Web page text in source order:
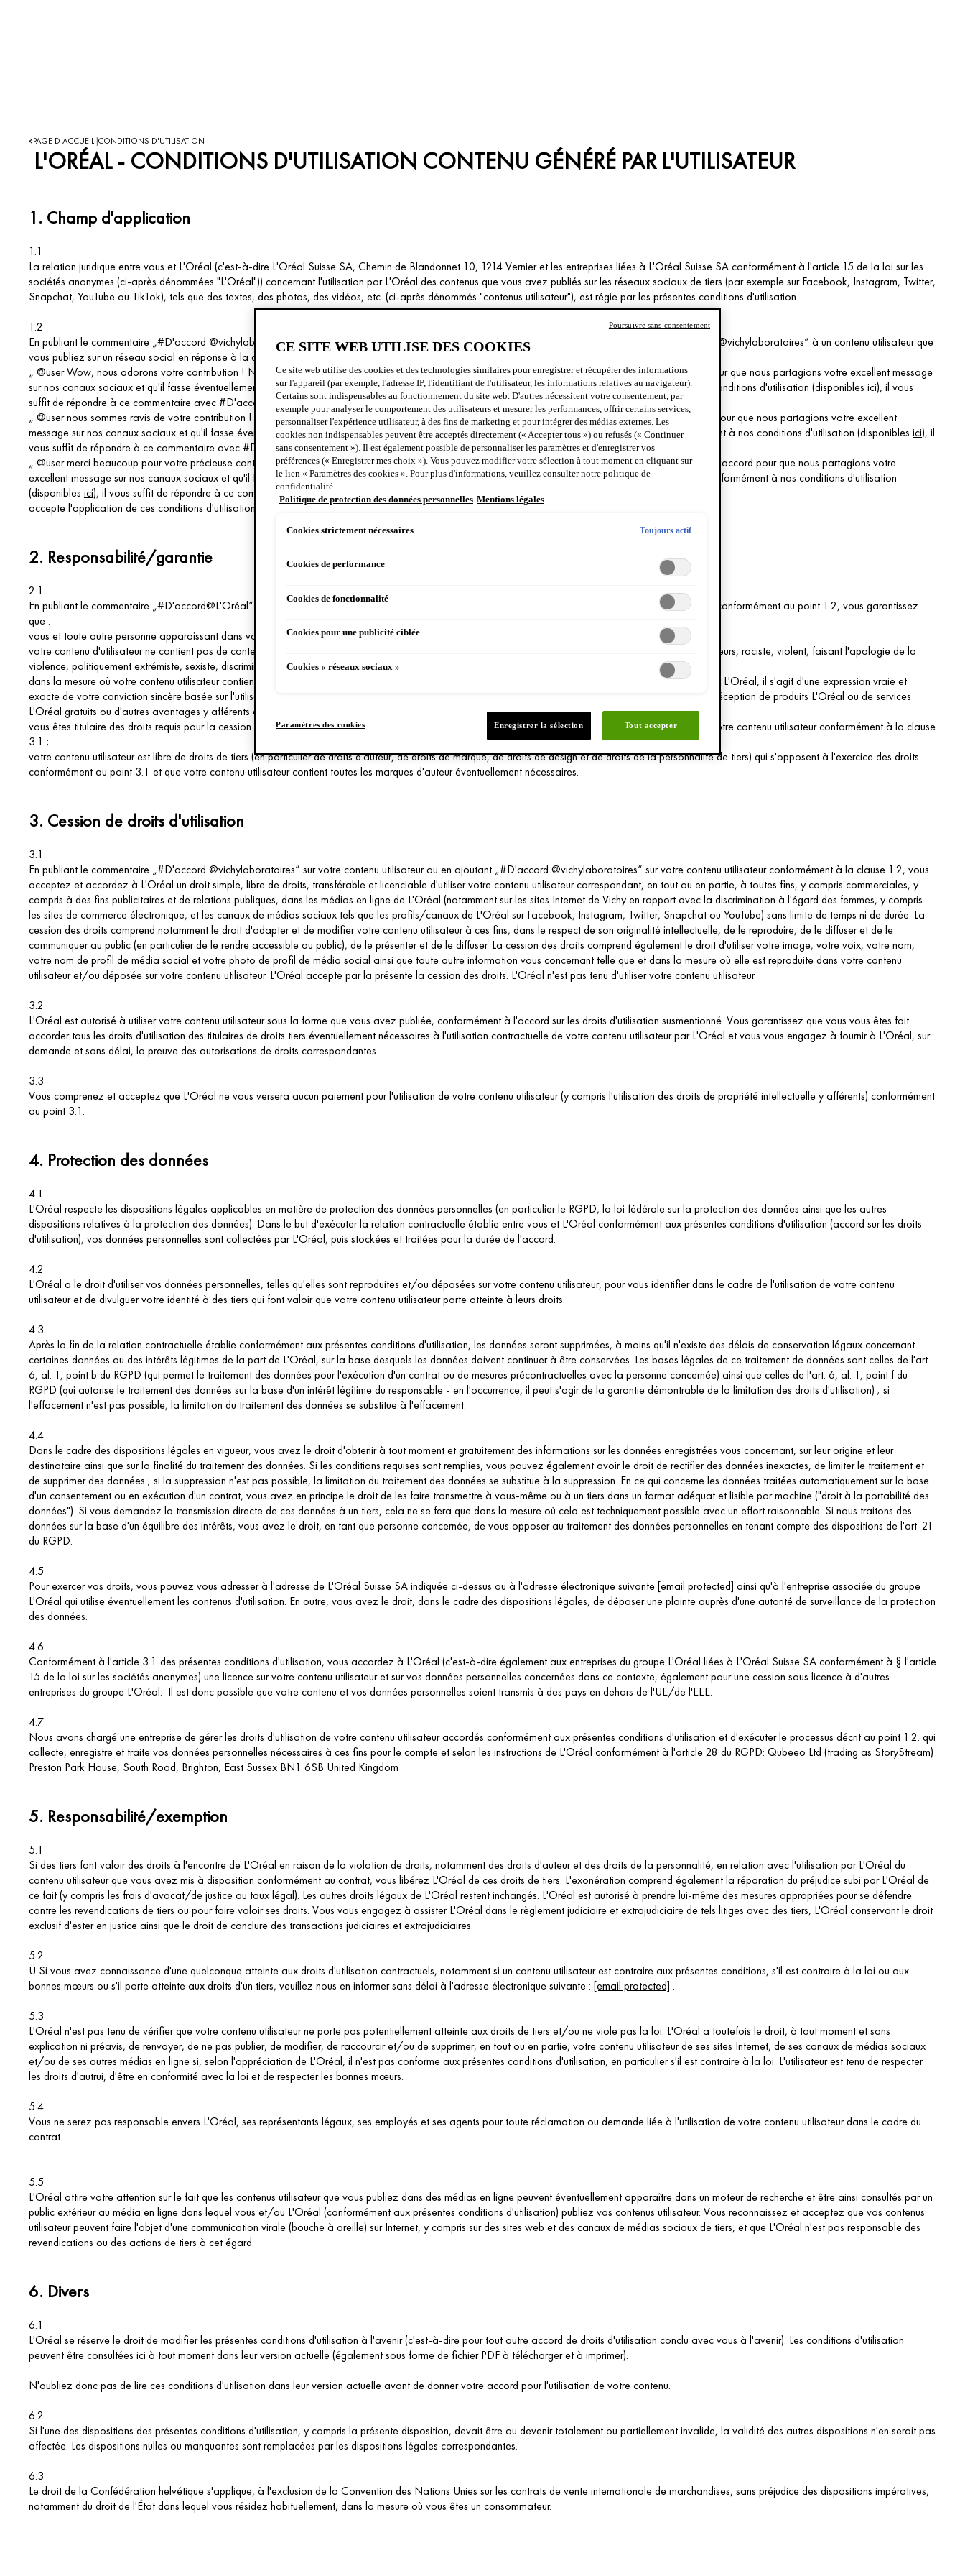
PAGE D ACCUEIL CONDITIONS D'UTILISATION
L'ORÉAL - CONDITIONS D'UTILISATION CONTENU GÉNÉRÉ PAR L'UTILISATEUR
1. Champ d'application
1.1
La relation juridique entre vous et L'Oréal (c'est-à-dire L'Oréal Suisse SA, Chemin de Blandonnet 10, 1214 Vernier et les entreprises liées à L'Oréal Suisse SA conformément à l'article 15 de la loi sur les
sociétés anonymes (ci-après dénommées "L'Oréal")) concernant l'utilisation par L'Oréal des contenus que vous avez publiés sur les réseaux sociaux de tiers (par exemple sur Facebook, Instagram, Twitter,
Snapchat, YouTube ou TikTok), tels que des textes, des photos, des vidéos, etc. (ci-après dénommés "contenus utilisateur"), est régie par les présentes conditions d'utilisation.
1.2
En publiant le commentaire „#D'accord @vichylaboratoires“ sur un contenu utilisateur que vous publiez sur un réseau social ou en ajoutant le „#D'accord @vichylaboratoires“ à un contenu utilisateur que
vous publiez sur un réseau social en réponse à la demande suivante de Vichy :
„ @user Wow, nous adorons votre contribution ! Nous adorons partager ce genre de contenu inspirant avec notre communauté ! Seriez-vous d'accord pour que nous partagions votre excellent message
sur nos canaux sociaux et qu'il fasse éventuellement partie de nos campagnes ? Pour accepter que nous utilisions votre contribution conformément à nos conditions d'utilisation (disponibles ici), il vous
suffit de répondre à ce commentaire avec #D'accord @vichylaboratoires“
„ @user nous sommes ravis de votre contribution ! Nous adorons partager ce genre de contenu inspirant avec notre communauté ! Seriez-vous d'accord pour que nous partagions votre excellent
message sur nos canaux sociaux et qu'il fasse éventuellement partie de nos campagnes ? Pour accepter notre utilisation de votre contribution conformément à nos conditions d'utilisation (disponibles ici), il
vous suffit de répondre à ce commentaire avec #D'accord @vichylaboratoires“
„ @user merci beaucoup pour votre précieuse contribution ! Nous adorons partager ce genre de contenu inspirant avec notre communauté ! Seriez-vous d'accord pour que nous partagions votre
excellent message sur nos canaux sociaux et qu'il fasse éventuellement partie de nos campagnes ? Pour accepter notre utilisation de votre contribution conformément à nos conditions d'utilisation
(disponibles ici), il vous suffit de répondre à ce commentaire avec #D'accord @vichylaboratoires“
accepte l'application de ces conditions d'utilisation.
2. Responsabilité/garantie
2.1
En publiant le commentaire „#D'accord@L'Oréal“ sur votre contenu utilisateur ou en ajoutant #D'accord „@vichylaboratoires“ à votre contenu utilisateur conformément au point 1.2, vous garantissez
que :
vous et toute autre personne apparaissant dans votre contenu utilisateur avez plus de 18 ans ;
votre contenu d'utilisateur ne contient pas de contenu injurieux, diffamatoire, contraire à la vie privée ou autrement illégal, volontaire, préjudiciable aux mineurs, raciste, violent, faisant l'apologie de la
violence, politiquement extrémiste, sexiste, discriminatoire ou autrement répréhensible et ne contient pas de publicité politique ;
dans la mesure où votre contenu utilisateur contient des publicités ou des recommandations pour des produits L'Oréal, des marques L'Oréal ou des services L'Oréal, il s'agit d'une expression vraie et
exacte de votre conviction sincère basée sur l'utilisation des produits L'Oréal ou des services L'Oréal et que, si tel a été le cas, vous avez communiqué la réception de produits L'Oréal ou de services
L'Oréal gratuits ou d'autres avantages y afférents en contrepartie de la création et/ou de la diffusion de votre contenu utilisateur ;
vous êtes titulaire des droits requis pour la cession des droits conformément à la clause 3.1 et que vous pouvez céder à L'Oréal les droits d'utilisation de votre contenu utilisateur conformément à la clause
3.1 ;
votre contenu utilisateur est libre de droits de tiers (en particulier de droits d'auteur, de droits de marque, de droits de design et de droits de la personnalité de tiers) qui s'opposent à l'exercice des droits
conformément au point 3.1 et que votre contenu utilisateur contient toutes les marques d'auteur éventuellement nécessaires.
3. Cession de droits d'utilisation
3.1
En publiant le commentaire „#D'accord @vichylaboratoires“ sur votre contenu utilisateur ou en ajoutant „#D'accord @vichylaboratoires“ sur votre contenu utilisateur conformément à la clause 1.2, vous
acceptez et accordez à L'Oréal un droit simple, libre de droits, transférable et licenciable d'utiliser votre contenu utilisateur correspondant, en tout ou en partie, à toutes fins, y compris commerciales, y
compris à des fins publicitaires et de relations publiques, dans les médias en ligne de L'Oréal (notamment sur les sites Internet de Vichy en rapport avec la discrimination à l'égard des femmes, y compris
les sites de commerce électronique, et les canaux de médias sociaux tels que les profils/canaux de L'Oréal sur Facebook, Instagram, Twitter, Snapchat ou YouTube) sans limite de temps ni de durée. La
cession des droits comprend notamment le droit d'adapter et de modifier votre contenu utilisateur à ces fins, dans le respect de son originalité intellectuelle, de le reproduire, de le diffuser et de le
communiquer au public (en particulier de le rendre accessible au public), de le présenter et de le diffuser. La cession des droits comprend également le droit d'utiliser votre image, votre voix, votre nom,
votre nom de profil de média social et votre photo de profil de média social ainsi que toute autre information vous concernant telle que et dans la mesure où elle est reproduite dans votre contenu
utilisateur et/ou déposée sur votre contenu utilisateur. L'Oréal accepte par la présente la cession des droits. L'Oréal n'est pas tenu d'utiliser votre contenu utilisateur.
3.2
L'Oréal est autorisé à utiliser votre contenu utilisateur sous la forme que vous avez publiée, conformément à l'accord sur les droits d'utilisation susmentionné. Vous garantissez que vous vous êtes fait
accorder tous les droits d'utilisation des titulaires de droits tiers éventuellement nécessaires à l'utilisation contractuelle de votre contenu utilisateur par L'Oréal et vous vous engagez à fournir à L'Oréal, sur
demande et sans délai, la preuve des autorisations de droits correspondantes.
3.3
Vous comprenez et acceptez que L'Oréal ne vous versera aucun paiement pour l'utilisation de votre contenu utilisateur (y compris l'utilisation des droits de propriété intellectuelle y afférents) conformément
au point 3.1.
4. Protection des données
4.1
L'Oréal respecte les dispositions légales applicables en matière de protection des données personnelles (en particulier le RGPD, la loi fédérale sur la protection des données ainsi que les autres
dispositions relatives à la protection des données). Dans le but d'exécuter la relation contractuelle établie entre vous et L'Oréal conformément aux présentes conditions d'utilisation (accord sur les droits
d'utilisation), vos données personnelles sont collectées par L'Oréal, puis stockées et traitées pour la durée de l'accord.
4.2
L'Oréal a le droit d'utiliser vos données personnelles, telles qu'elles sont reproduites et/ou déposées sur votre contenu utilisateur, pour vous identifier dans le cadre de l'utilisation de votre contenu
utilisateur et de divulguer votre identité à des tiers qui font valoir que votre contenu utilisateur porte atteinte à leurs droits.
4.3
Après la fin de la relation contractuelle établie conformément aux présentes conditions d'utilisation, les données seront supprimées, à moins qu'il n'existe des délais de conservation légaux concernant
certaines données ou des intérêts légitimes de la part de L'Oréal, sur la base desquels les données doivent continuer à être conservées. Les bases légales de ce traitement de données sont celles de l'art.
6, al. 1, point b du RGPD (qui permet le traitement des données pour l'exécution d'un contrat ou de mesures précontractuelles avec la personne concernée) ainsi que celles de l'art. 6, al. 1, point f du
RGPD (qui autorise le traitement des données sur la base d'un intérêt légitime du responsable - en l'occurrence, il peut s'agir de la garantie démontrable de la limitation des droits d'utilisation) ; si
l'effacement n'est pas possible, la limitation du traitement des données se substitue à l'effacement.
4.4
Dans le cadre des dispositions légales en vigueur, vous avez le droit d'obtenir à tout moment et gratuitement des informations sur les données enregistrées vous concernant, sur leur origine et leur
destinataire ainsi que sur la finalité du traitement des données. Si les conditions requises sont remplies, vous pouvez également avoir le droit de rectifier des données inexactes, de limiter le traitement et
de supprimer des données ; si la suppression n'est pas possible, la limitation du traitement des données se substitue à la suppression. En ce qui concerne les données traitées automatiquement sur la base
d'un consentement ou en exécution d'un contrat, vous avez en principe le droit de les faire transmettre à vous-même ou à un tiers dans un format adéquat et lisible par machine ("droit à la portabilité des
données"). Si vous demandez la transmission directe de ces données à un tiers, cela ne se fera que dans la mesure où cela est techniquement possible avec un effort raisonnable. Si nous traitons des
données sur la base d'un équilibre des intérêts, vous avez le droit, en tant que personne concernée, de vous opposer au traitement des données personnelles en tenant compte des dispositions de l'art. 21
du RGPD.
4.5
Pour exercer vos droits, vous pouvez vous adresser à l'adresse de L'Oréal Suisse SA indiquée ci-dessus ou à l'adresse électronique suivante[email protected] ainsi qu'à l'entreprise associée du groupe
L'Oréal qui utilise éventuellement les contenus d'utilisation. En outre, vous avez le droit, dans le cadre des dispositions légales, de déposer une plainte auprès d'une autorité de surveillance de la protection
des données.
4.6
Conformément à l'article 3.1 des présentes conditions d'utilisation, vous accordez à L'Oréal (c'est-à-dire également aux entreprises du groupe L'Oréal liées à L'Oréal Suisse SA conformément à § l'article
15 de la loi sur les sociétés anonymes) une licence sur votre contenu utilisateur et sur vos données personnelles concernées dans ce contexte, également pour une cession sous licence à d'autres
entreprises du groupe L'Oréal. Il est donc possible que votre contenu et vos données personnelles soient transmis à des pays en dehors de l'UE/de l'EEE.
4.7
Nous avons chargé une entreprise de gérer les droits d'utilisation de votre contenu utilisateur accordés conformément aux présentes conditions d'utilisation et d'exécuter le processus décrit au point 1.2. qui
collecte, enregistre et traite vos données personnelles nécessaires à ces fins pour le compte et selon les instructions de L'Oréal conformément à l'article 28 du RGPD: Qubeeo Ltd (trading as StoryStream)
Preston Park House, South Road, Brighton, East Sussex BN1 6SB United Kingdom
5. Responsabilité/exemption
5.1
Si des tiers font valoir des droits à l'encontre de L'Oréal en raison de la violation de droits, notamment des droits d'auteur et des droits de la personnalité, en relation avec l'utilisation par L'Oréal du
contenu utilisateur que vous avez mis à disposition conformément au contrat, vous libérez L'Oréal de ces droits de tiers. L'exonération comprend également la réparation du préjudice subi par L'Oréal de
ce fait (y compris les frais d'avocat/de justice au taux légal). Les autres droits légaux de L'Oréal restent inchangés. L'Oréal est autorisé à prendre lui-même des mesures appropriées pour se défendre
contre les revendications de tiers ou pour faire valoir ses droits. Vous vous engagez à assister L'Oréal dans le règlement judiciaire et extrajudiciaire de tels litiges avec des tiers, L'Oréal conservant le droit
exclusif d'ester en justice ainsi que le droit de conclure des transactions judiciaires et extrajudiciaires.
5.2
Ü Si vous avez connaissance d'une quelconque atteinte aux droits d'utilisation contractuels, notamment si un contenu utilisateur est contraire aux présentes conditions, s'il est contraire à la loi ou aux
bonnes mœurs ou s'il porte atteinte aux droits d'un tiers, veuillez nous en informer sans délai à l'adresse électronique suivante : [email protected] .
5.3
L'Oréal n'est pas tenu de vérifier que votre contenu utilisateur ne porte pas potentiellement atteinte aux droits de tiers et/ou ne viole pas la loi. L'Oréal a toutefois le droit, à tout moment et sans
explication ni préavis, de renvoyer, de ne pas publier, de modifier, de raccourcir et/ou de supprimer, en tout ou en partie, votre contenu utilisateur de ses sites Internet, de ses canaux de médias sociaux
et/ou de ses autres médias en ligne si, selon l'appréciation de L'Oréal, il n'est pas conforme aux présentes conditions d'utilisation, en particulier s'il est contraire à la loi. L'utilisateur est tenu de respecter
les droits d'autrui, d'être en conformité avec la loi et de respecter les bonnes mœurs.
5.4
Vous ne serez pas responsable envers L'Oréal, ses représentants légaux, ses employés et ses agents pour toute réclamation ou demande liée à l'utilisation de votre contenu utilisateur dans le cadre du
contrat.
5.5
L'Oréal attire votre attention sur le fait que les contenus utilisateur que vous publiez dans des médias en ligne peuvent éventuellement apparaître dans un moteur de recherche et être ainsi consultés par un
public extérieur au média en ligne dans lequel vous et/ou L'Oréal (conformément aux présentes conditions d'utilisation) publiez vos contenus utilisateur. Vous reconnaissez et acceptez que vos contenus
utilisateur peuvent faire l'objet d'une communication virale (bouche à oreille) sur Internet, y compris sur des sites web et des canaux de médias sociaux de tiers, et que L'Oréal n'est pas responsable des
revendications ou des actions de tiers à cet égard.
6. Divers
6.1
L'Oréal se réserve le droit de modifier les présentes conditions d'utilisation à l'avenir (c'est-à-dire pour tout autre accord de droits d'utilisation conclu avec vous à l'avenir). Les conditions d'utilisation
peuvent être consultées ici à tout moment dans leur version actuelle (également sous forme de fichier PDF à télécharger et à imprimer).
N'oubliez donc pas de lire ces conditions d'utilisation dans leur version actuelle avant de donner votre accord pour l'utilisation de votre contenu.
6.2
Si l'une des dispositions des présentes conditions d'utilisation, y compris la présente disposition, devait être ou devenir totalement ou partiellement invalide, la validité des autres dispositions n'en serait pas
affectée. Les dispositions nulles ou manquantes sont remplacées par les dispositions légales correspondantes.
6.3
Le droit de la Confédération helvétique s'applique, à l'exclusion de la Convention des Nations Unies sur les contrats de vente internationale de marchandises, sans préjudice des dispositions impératives,
notamment du droit de l'État dans lequel vous résidez habituellement, dans la mesure où vous êtes un consommateur.
CE SITE WEB UTILISE DES COOKIES
Ce site web utilise des cookies et des technologies similaires pour enregistrer et récupérer des informations
sur l'appareil (par exemple, l'adresse IP, l'identifiant de l'utilisateur, les informations relatives au navigateur).
Certains sont indispensables au fonctionnement du site web. D'autres nécessitent votre consentement, par
exemple pour analyser le comportement des utilisateurs et mesurer les performances, offrir certains services,
personnaliser l'expérience utilisateur, à des fins de marketing et pour intégrer des médias externes. Les
cookies non indispensables peuvent être acceptés directement (« Accepter tous ») ou refusés (« Continuer
sans consentement »). Il est également possible de personnaliser les paramètres et d'enregistrer vos
préférences (« Enregistrer mes choix »). Vous pouvez modifier votre sélection à tout moment en cliquant sur
le lien « Paramètres des cookies ». Pour plus d'informations, veuillez consulter notre politique de
confidentialité.
Politique de protection des données personnelles Mentions légales
Cookies strictement nécessaires Toujours actif
Cookies de performance
Cookies de fonctionnalité
Cookies pour une publicité ciblée
Cookies « réseaux sociaux »
Paramètres des cookies Enregistrer la sélection Tout accepter
Poursuivre sans consentement